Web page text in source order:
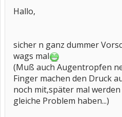
Hallo,
sicher n ganz dummer
wags mal
(Muß auch Augentropfen
Finger machen den Druck
noch mit,später mal
gleiche Problem haben...)